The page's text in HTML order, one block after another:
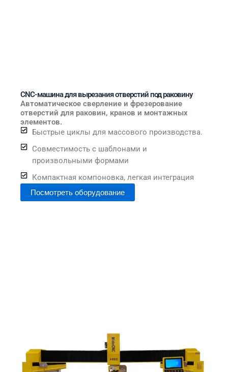
CNC-машина для вырезания отверстий под раковину
Автоматическое сверление и фрезерование
отверстий для раковин, кранов и монтажных
элементов.
Быстрые циклы для массового производства.
Совместимость с шаблонами и
произвольными формами
Компактная компоновка, легкая интеграция
Посмотреть оборудование